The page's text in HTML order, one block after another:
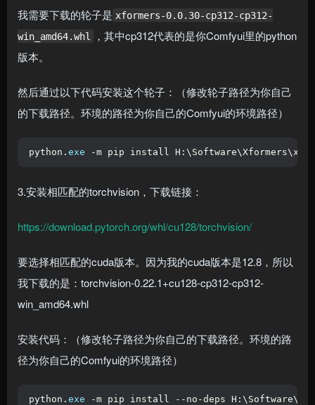
我需要下载的轮子是 xformers-0.0.30-cp312-cp312-
win_amd64.whl
，其中cp312代表的是你Comfyui里的python
版本。
然后通过以下代码安装这个轮子：（修改轮子路径为你自己
的下载路径。环境的路径为你自己的Comfyui的环境路径）
python. exe -m pip install
3.安装相匹配的torchvision，下载链接：
https://download.pytorch.org/whl/cu128/torchvision/
要选择相匹配的cuda版本。因为我的cuda版本是12.8，所以
我下载的是：torchvision-0.22.1+cu128-cp312-cp312-
win_amd64.whl
安装代码：（修改轮子路径为你自己的下载路径。环境的路
径为你自己的Comfyui的环境路径）
python. exe -m pip install --no-deps